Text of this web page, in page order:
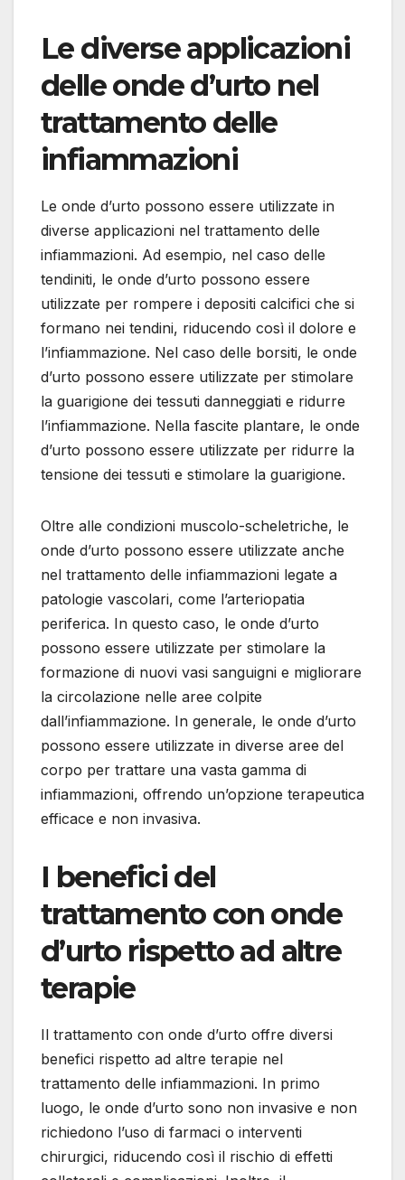
Le diverse applicazioni
delle onde d’urto nel
trattamento delle
infiammazioni
Le onde d’urto possono essere utilizzate in
diverse applicazioni nel trattamento delle
infiammazioni. Ad esempio, nel caso delle
tendiniti, le onde d’urto possono essere
utilizzate per rompere i depositi calcifici che si
formano nei tendini, riducendo così il dolore e
l’infiammazione. Nel caso delle borsiti, le onde
d’urto possono essere utilizzate per stimolare
la guarigione dei tessuti danneggiati e ridurre
l’infiammazione. Nella fascite plantare, le onde
d’urto possono essere utilizzate per ridurre la
tensione dei tessuti e stimolare la guarigione.
Oltre alle condizioni muscolo-scheletriche, le
onde d’urto possono essere utilizzate anche
nel trattamento delle infiammazioni legate a
patologie vascolari, come l’arteriopatia
periferica. In questo caso, le onde d’urto
possono essere utilizzate per stimolare la
formazione di nuovi vasi sanguigni e migliorare
la circolazione nelle aree colpite
dall’infiammazione. In generale, le onde d’urto
possono essere utilizzate in diverse aree del
corpo per trattare una vasta gamma di
infiammazioni, offrendo un’opzione terapeutica
efficace e non invasiva.
I benefici del
trattamento con onde
d’urto rispetto ad altre
terapie
Il trattamento con onde d’urto offre diversi
benefici rispetto ad altre terapie nel
trattamento delle infiammazioni. In primo
luogo, le onde d’urto sono non invasive e non
richiedono l’uso di farmaci o interventi
chirurgici, riducendo così il rischio di effetti